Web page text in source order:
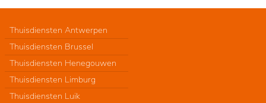
Thuisdiensten Antwerpen
Thuisdiensten Brussel
Thuisdiensten Henegouwen
Thuisdiensten Limburg
Thuisdiensten Luik